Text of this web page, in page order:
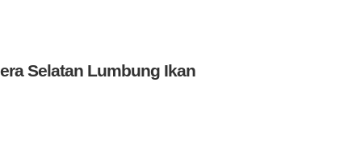
Selatan Lumbung Ikan